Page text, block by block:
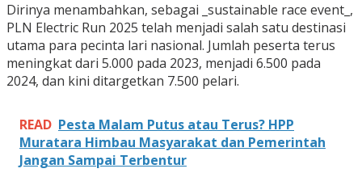
Dirinya menambahkan, sebagai _sustainable race event_,
PLN Electric Run 2025 telah menjadi salah satu destinasi
utama para pecinta lari nasional. Jumlah peserta terus
meningkat dari 5.000 pada 2023, menjadi 6.500 pada
2024, dan kini ditargetkan 7.500 pelari.
READ Pesta Malam Putus atau Terus? HPP
Muratara Himbau Masyarakat dan Pemerintah
Jangan Sampai Terbentur